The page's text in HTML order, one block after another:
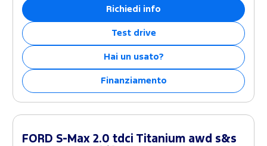
Richiedi info
Test drive
Hai un usato?
Finanziamento
FORD S-Max 2.0 tdci Titanium awd s&s